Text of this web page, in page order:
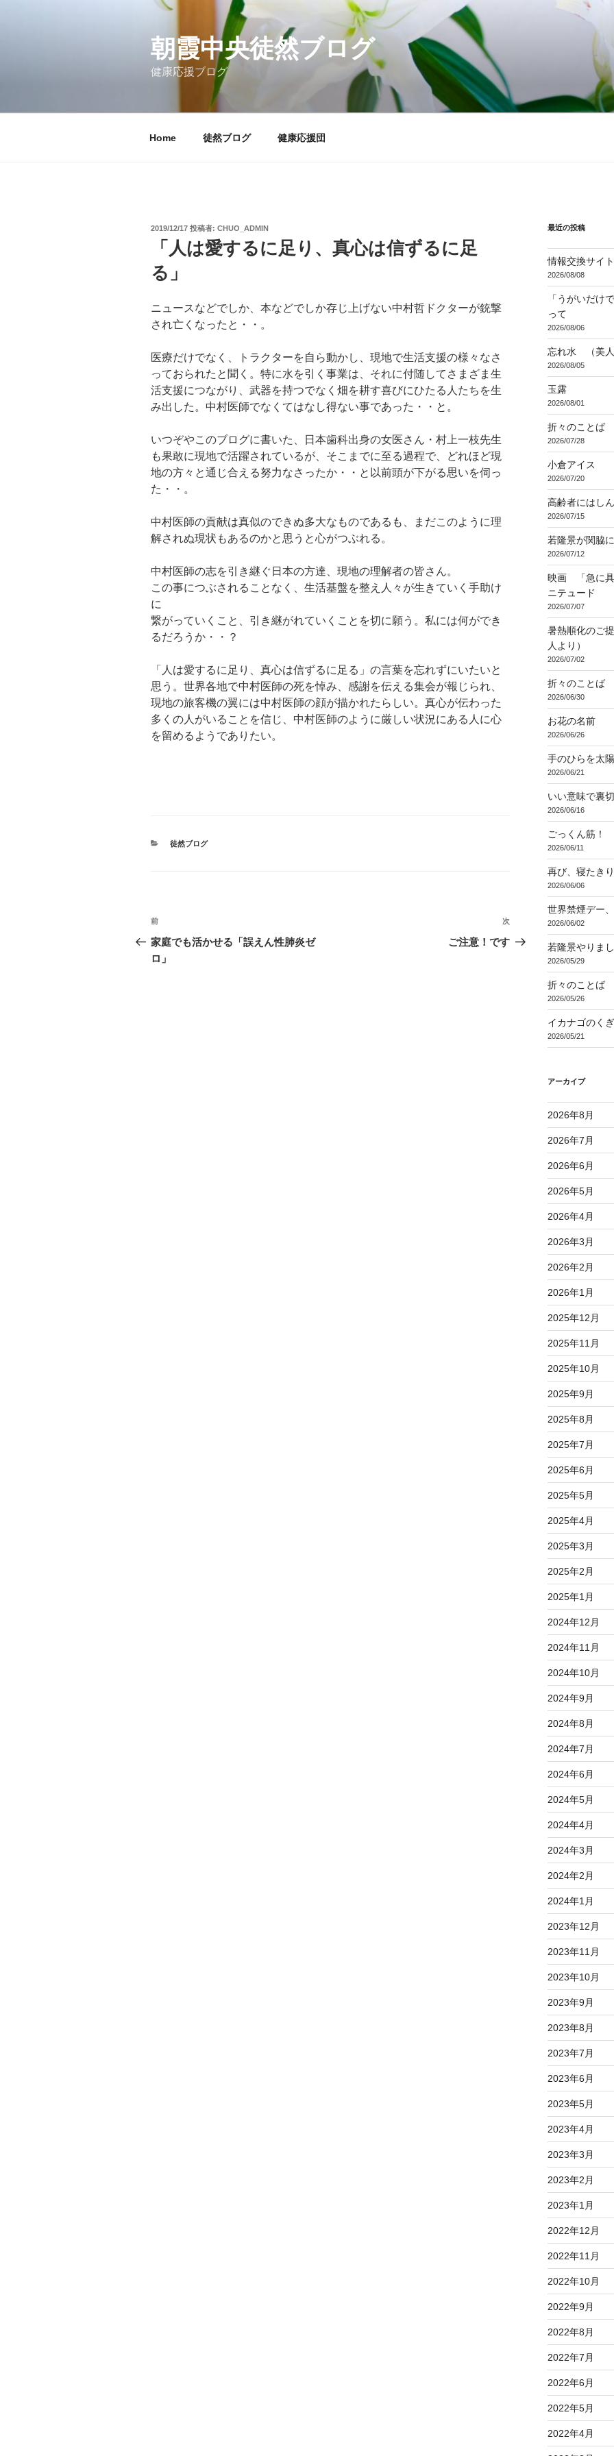
朝霞中央徒然ブログ
健康応援ブログ
Home 徒然ブログ 健康応援団
投
2019/12/17 投稿者: CHUO_ADMIN
「人は愛するに足り、真心は信ずるに足
る」
ニュースなどでしか、本などでしか存じ上げない中村哲ドクターが銃撃
され亡くなったと・・。
医療だけでなく、トラクターを自ら動かし、現地で生活支援の様々なさ
っておられたと聞く。特に水を引く事業は、それに付随してさまざま生
活支援につながり、武器を持つでなく畑を耕す喜びにひたる人たちを生
み出した。中村医師でなくてはなし得ない事であった・・と。
いつぞやこのブログに書いた、日本歯科出身の女医さん・村上一枝先生
も果敢に現地で活躍されているが、そこまでに至る過程で、どれほど現
地の方々と通じ合える努力なさったか・・と以前頭が下がる思いを伺っ
た・・。
中村医師の貢献は真似のできぬ多大なものであるも、まだこのように理
解されぬ現状もあるのかと思うと心がつぶれる。
中村医師の志を引き継ぐ日本の方達、現地の理解者の皆さん。
この事につぶされることなく、生活基盤を整え人々が生きていく手助け
に
繋がっていくこと、引き継がれていくことを切に願う。私には何ができ
るだろうか・・？
「人は愛するに足り、真心は信ずるに足る」の言葉を忘れずにいたいと
思う。世界各地で中村医師の死を悼み、感謝を伝える集会が報じられ、
現地の旅客機の翼には中村医師の顔が描かれたらしい。真心が伝わった
多くの人がいることを信じ、中村医師のように厳しい状況にある人に心
を留めるようでありたい。
カ
徒然ブログ
投
稿
ナ
前
の
投
前
家庭でも活かせる「誤えん性肺炎ゼ
ロ」
次
の
次
ご注意！です
最近の投稿
情報交換サイ
2026/08/08
「うがいだけ
って
2026/08/06
忘れ水 （美人
2026/08/05
玉露
2026/08/01
折々のことば
2026/07/28
小倉アイス
2026/07/20
高齢者にはし
2026/07/15
若隆景が関脇に
2026/07/12
映画 「急に具
ニテュード
2026/07/07
暑熱順化のご
人より）
2026/07/02
折々のことば
2026/06/30
お花の名前
2026/06/26
手のひらを太
2026/06/21
いい意味で裏
2026/06/16
ごっくん筋！
2026/06/11
再び、寝たき
2026/06/06
世界禁煙デー
2026/06/02
若隆景やりまし
2026/05/29
折々のことば
2026/05/26
イカナゴのく
2026/05/21
アーカイブ
2026年8月
2026年7月
2026年6月
2026年5月
2026年4月
2026年3月
2026年2月
2026年1月
2025年12月
2025年11月
2025年10月
2025年9月
2025年8月
2025年7月
2025年6月
2025年5月
2025年4月
2025年3月
2025年2月
2025年1月
2024年12月
2024年11月
2024年10月
2024年9月
2024年8月
2024年7月
2024年6月
2024年5月
2024年4月
2024年3月
2024年2月
2024年1月
2023年12月
2023年11月
2023年10月
2023年9月
2023年8月
2023年7月
2023年6月
2023年5月
2023年4月
2023年3月
2023年2月
2023年1月
2022年12月
2022年11月
2022年10月
2022年9月
2022年8月
2022年7月
2022年6月
2022年5月
2022年4月